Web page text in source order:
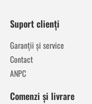
Suport clienți
Garanții și service
Contact
ANPC
Comenzi și livrare